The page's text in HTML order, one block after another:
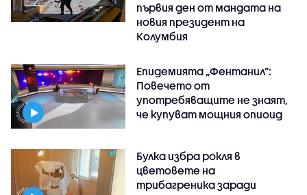
първия ден от мандата на
новия президент на
Колумбия
Епидемията „Фентанил”:
Повечето от
употребяващите не знаят,
че купуват мощния опиоид
Булка избра рокля в
цветовете на
трибагреника заради